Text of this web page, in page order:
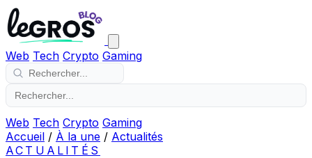
Web Tech Crypto Gaming
Web Tech Crypto Gaming
Accueil / À la une / Actualités
ACTUALITÉS